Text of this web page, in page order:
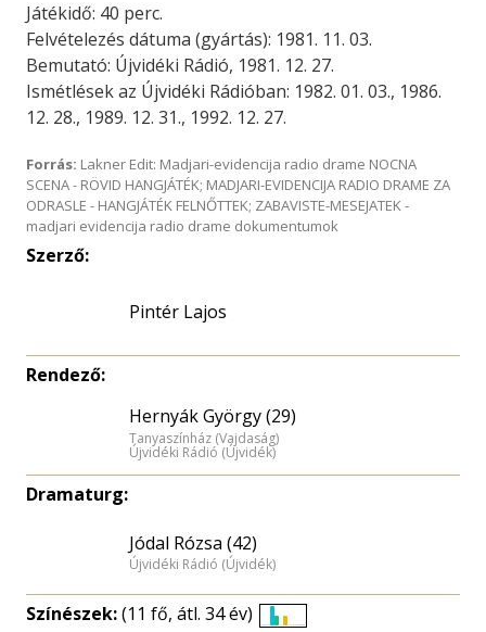
Játékidő: 40 perc.
Felvételezés dátuma (gyártás): 1981. 11. 03.
Bemutató: Újvidéki Rádió, 1981. 12. 27.
Ismétlések az Újvidéki Rádióban: 1982. 01. 03., 1986.
12. 28., 1989. 12. 31., 1992. 12. 27.
Forrás: Lakner Edit: Madjari-evidencija radio drame NOCNA
SCENA - RÖVID HANGJÁTÉK; MADJARI-EVIDENCIJA RADIO DRAME ZA
ODRASLE - HANGJÁTÉK FELNŐTTEK; ZABAVISTE-MESEJATEK -
madjari evidencija radio drame dokumentumok
Szerző:
Pintér Lajos
Rendező:
Hernyák György (29)
Tanyaszínház (Vajdaság)
Újvidéki Rádió (Újvidék)
Dramaturg:
Jódal Rózsa (42)
Újvidéki Rádió (Újvidék)
Színészek:(11 fő, átl. 34 év)